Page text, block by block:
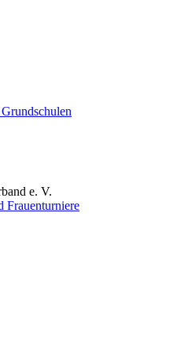
Frauenturniere
e. V.